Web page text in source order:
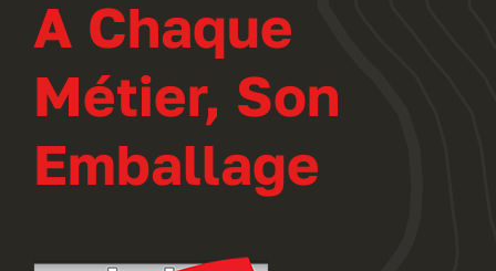
A Chaque
Métier, Son
Emballage